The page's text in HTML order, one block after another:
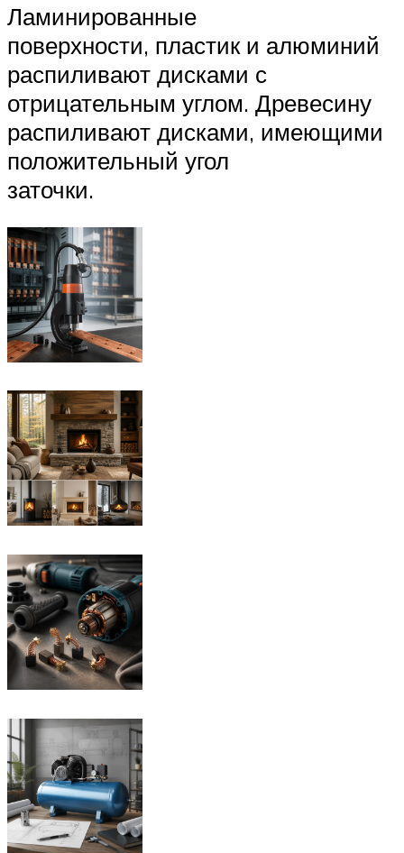
Ламинированные
поверхности, пластик и алюминий
распиливают дисками с
отрицательным углом. Древесину
распиливают дисками, имеющими
положительный угол
заточки.